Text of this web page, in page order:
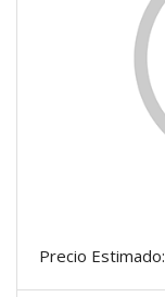
Precio Estimado: